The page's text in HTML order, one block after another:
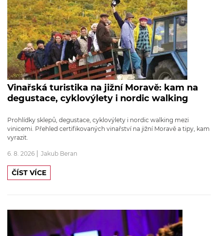
Vinařská turistika na jižní Moravě: kam na
degustace, cyklovýlety i nordic walking
Prohlídky sklepů, degustace, cyklovýlety i nordic walking mezi
vinicemi. Přehled certifikovaných vinařství na jižní Moravě a tipy, kam
vyrazit.
6. 8. 2026 Jakub Beran
ČÍST VÍCE